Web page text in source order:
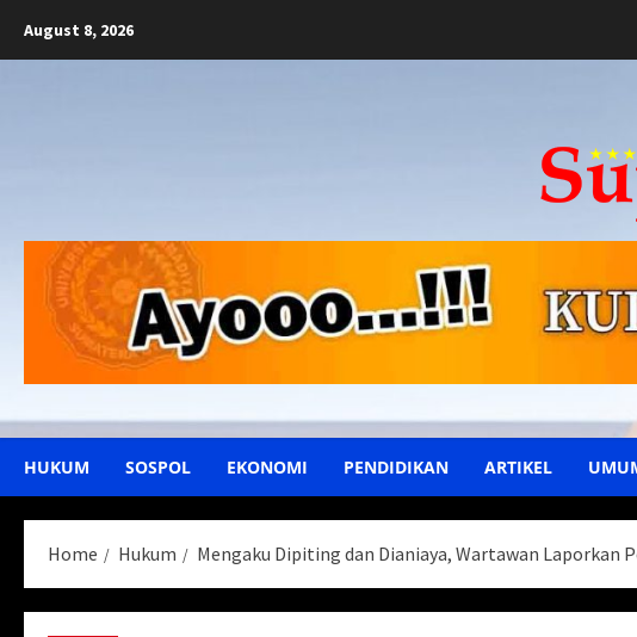
August 8, 2026
HUKUM SOSPOL EKONOMI PENDIDIKAN ARTIKEL
Home Hukum Mengaku Dipiting dan Dianiaya, Wartawan Laporkan